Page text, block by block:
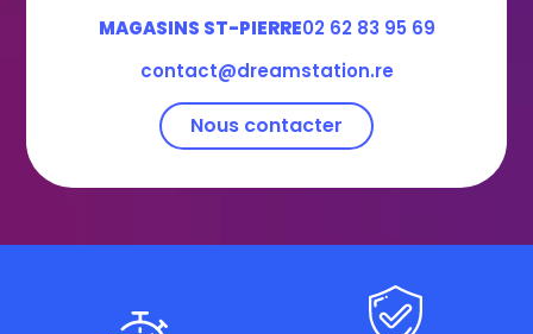
MAGASINS ST-PIERRE02 62 83 95 69
contact@dreamstation.re
Nous contacter